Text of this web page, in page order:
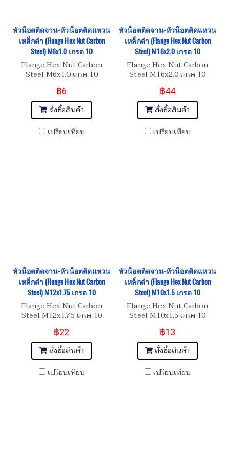
หัวน็อตติดจาน-หัวน็อตติดแหวน
เหล็กดำ (Flange Hex Nut Carbon
Steel) M6x1.0 เกรด 10
Flange Hex Nut Carbon
Steel M6x1.0 เกรด 10
฿6
สั่งซื้อสินค้า
เปรียบเทียบ
หัวน็อตติดจาน-หัวน็อตติดแหวน
เหล็กดำ (Flange Hex Nut Carbon
Steel) M16x2.0 เกรด 10
Flange Hex Nut Carbon
Steel M16x2.0 เกรด 10
฿44
สั่งซื้อสินค้า
เปรียบเทียบ
หัวน็อตติดจาน-หัวน็อตติดแหวน
เหล็กดำ (Flange Hex Nut Carbon
Steel) M12x1.75 เกรด 10
Flange Hex Nut Carbon
Steel M12x1.75 เกรด 10
฿22
สั่งซื้อสินค้า
เปรียบเทียบ
หัวน็อตติดจาน-หัวน็อตติดแหวน
เหล็กดำ (Flange Hex Nut Carbon
Steel) M10x1.5 เกรด 10
Flange Hex Nut Carbon
Steel M10x1.5 เกรด 10
฿13
สั่งซื้อสินค้า
เปรียบเทียบ